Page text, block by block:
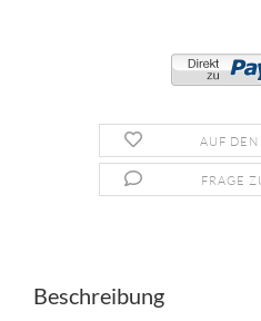
AUF
FRAGE
Beschreibung